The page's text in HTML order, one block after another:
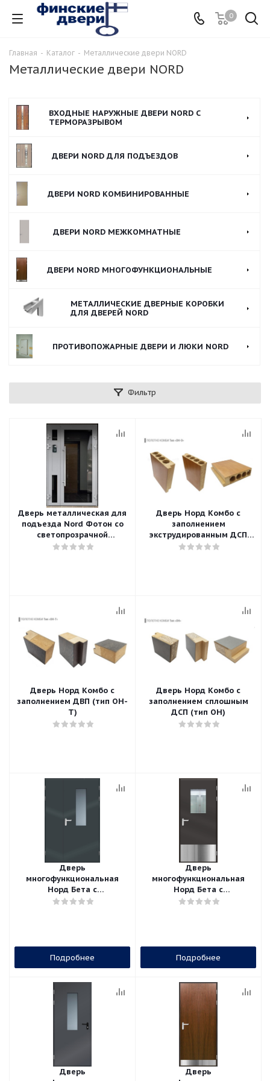
0
Главная - Каталог - Металлические двери NORD
Металлические двери NORD
ВХОДНЫЕ НАРУЖНЫЕ ДВЕРИ NORD С
ТЕРМОРАЗРЫВОМ
ДВЕРИ NORD ДЛЯ ПОДЪЕЗДОВ
ДВЕРИ NORD КОМБИНИРОВАННЫЕ
ДВЕРИ NORD МЕЖКОМНАТНЫЕ
ДВЕРИ NORD МНОГОФУНКЦИОНАЛЬНЫЕ
МЕТАЛЛИЧЕСКИЕ ДВЕРНЫЕ КОРОБКИ
ДЛЯ ДВЕРЕЙ NORD
ПРОТИВОПОЖАРНЫЕ ДВЕРИ И ЛЮКИ NORD
Фильтр
Дверь металлическая для
подъезда Nord Фотон со
светопрозрачной
конструкцией
Дверь Норд Комбо с
заполнением
экструдированным ДСП
(тип ОН-О)
Дверь Норд Комбо с
заполнением ДВП (тип ОН-
Т)
Дверь Норд Комбо с
заполнением сплошным
ДСП (тип ОН)
Дверь
многофункциональная
Норд Бета с
прямоугольным стеклом
Подробнее
Дверь
многофункциональная
Норд Бета с
прямоугольным стеклом
Подробнее
Дверь
Дверь